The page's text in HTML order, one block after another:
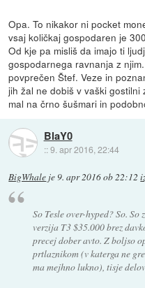
Opa. To nikakor ni pocket
vsaj količkaj gospodaren je
Od kje pa misliš da imajo ti
gospodarnega ravnanja z
povprečen Štef. Veze in
jih žal ne dobiš v vaški
mal na črno šušmari in
BlaY0
::9. apr 2016, 22:44
BigWhale je9. apr 2016 ob 22:12
So Tesle over-hyped? So.
verzija T3 $35.000 brez
precej dober avto. Z boljso
prtlaznikom (v katerga ne
ma mejhno lukno), tisje